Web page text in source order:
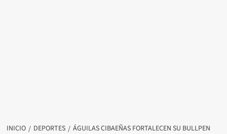
INICIO DEPORTES
ÁGUILAS CIBAEÑAS FORTALECEN SU BULLPEN